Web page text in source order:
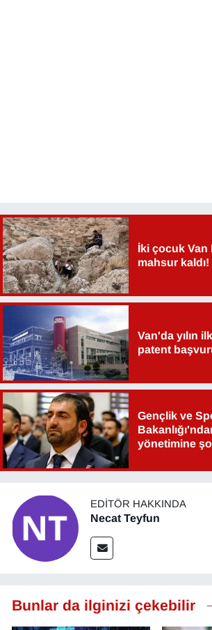
İki çocuk Van
mahsur kaldı!
Van'da yılın
patent
Gençlik ve
yönetimine
EDITÖR HAKKINDA
Necat Teyfun
Bunlar da ilginizi çekebilir